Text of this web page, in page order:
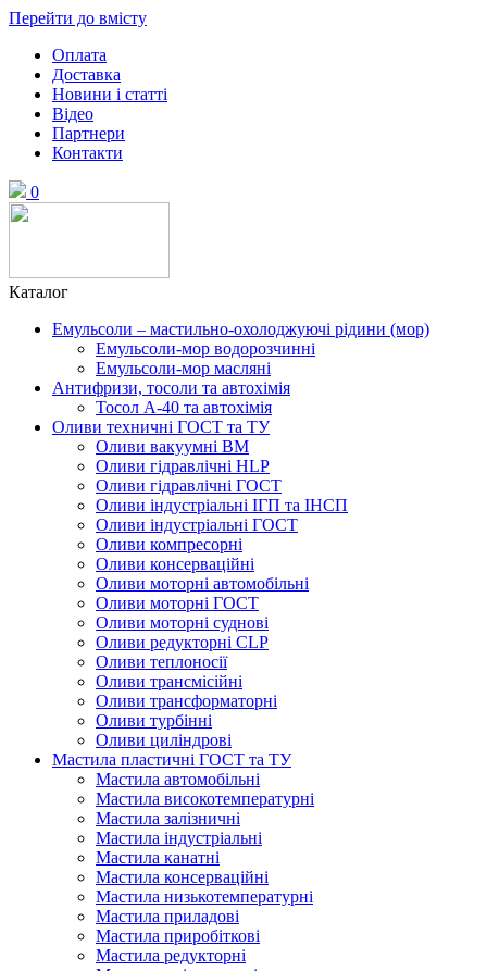
Перейти до вмісту
Оплата
Доставка
Новини і статті
Відео
Партнери
Контакти
0
Каталог
Емульсоли – мастильно-охолоджуючі рідини (мор)
Емульсоли-мор водорозчинні
Емульсоли-мор масляні
Антифризи, тосоли та автохімія
Тосол А-40 та автохімія
Оливи техничні ГОСТ та ТУ
Оливи вакуумні ВМ
Оливи гідравлічні HLP
Оливи гідравлічні ГОСТ
Оливи індустріальні ІГП та ІНСП
Оливи індустріальні ГОСТ
Оливи компресорні
Оливи консерваційні
Оливи моторні автомобільні
Оливи моторні ГОСТ
Оливи моторні суднові
Оливи редукторні CLP
Оливи теплоносії
Оливи трансмісійні
Оливи трансформаторні
Оливи турбінні
Оливи циліндрові
Мастила пластичні ГОСТ та ТУ
Мастила автомобільні
Мастила високотемпературні
Мастила залізничні
Мастила індустріальні
Мастила канатні
Мастила консерваційні
Мастила низькотемпературні
Мастила приладові
Мастила приробіткові
Мастила редукторні